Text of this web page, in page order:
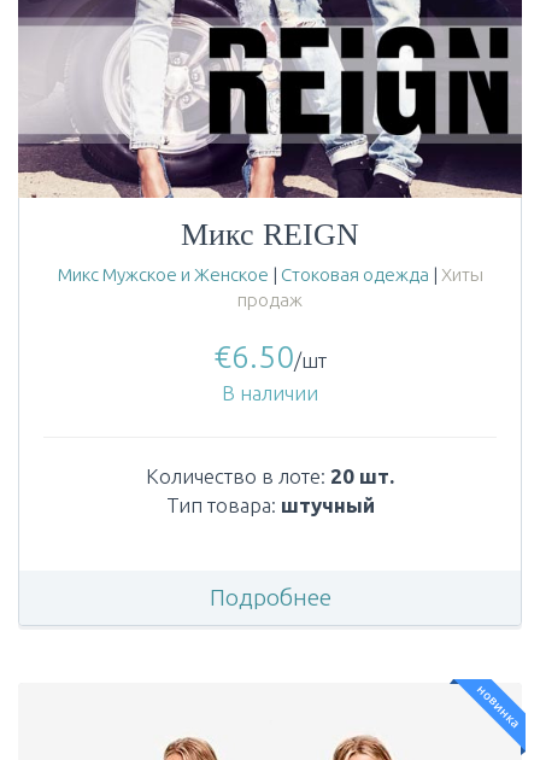
Микс REIGN
Микс Мужское и Женское | Стоковая одежда | Хиты
продаж
€6.50/шт
В наличии
Количество в лоте: 20 шт.
Тип товара: штучный
Подробнее
новинка